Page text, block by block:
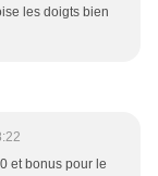
les doigts bien
et bonus pour le